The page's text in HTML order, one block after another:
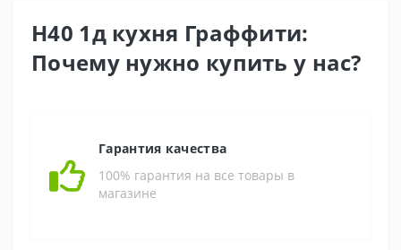
Н40 1д кухня Граффити:
Почему нужно купить у нас?
Гарантия качества
100% гарантия на все товары в
магазине